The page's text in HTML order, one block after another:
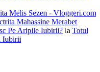
Melis Sezen - Vloggeri.com
Mahassine Merabet
Pe Aripile Iubirii? la Totul
Iubirii